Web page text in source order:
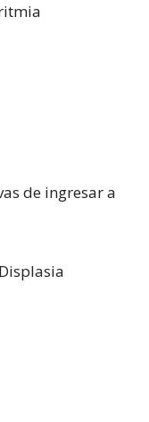
de ingresar a